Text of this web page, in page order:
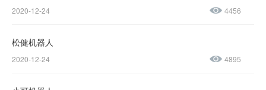
2020-12-24 4456
松健机器人
2020-12-24 4895